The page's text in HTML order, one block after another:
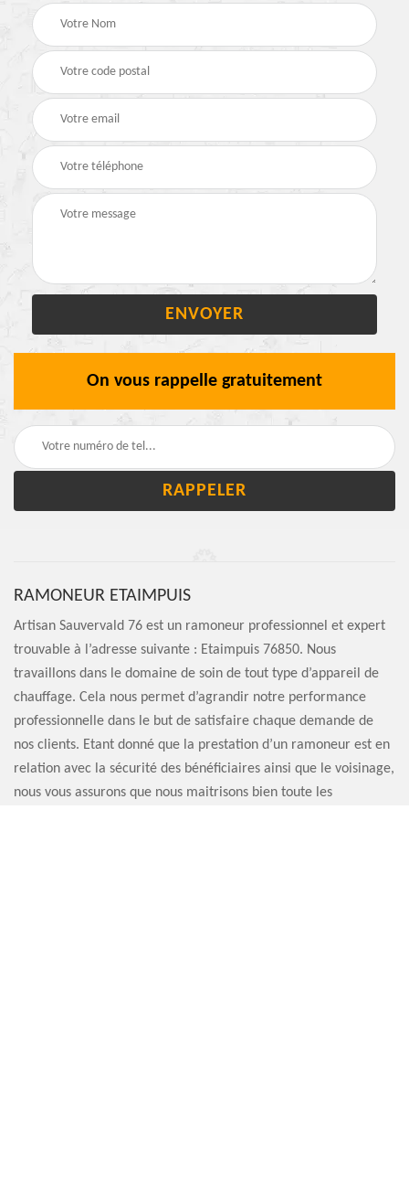
On vous rappelle gratuitement
RAMONEUR ETAIMPUIS
Artisan Sauvervald 76 est un ramoneur professionnel et expert
trouvable à l’adresse suivante : Etaimpuis 76850. Nous
travaillons dans le domaine de soin de tout type d’appareil de
chauffage. Cela nous permet d’agrandir notre performance
professionnelle dans le but de satisfaire chaque demande de
nos clients. Etant donné que la prestation d’un ramoneur est en
relation avec la sécurité des bénéficiaires ainsi que le voisinage,
nous vous assurons que nous maitrisons bien toute les